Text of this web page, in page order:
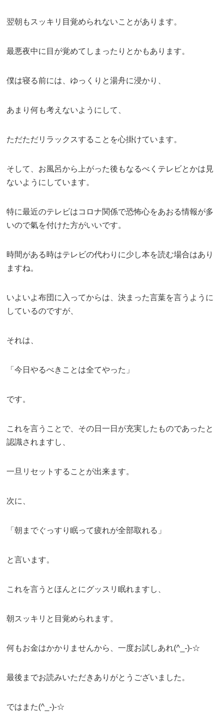
翌朝もスッキリ目覚められないことがあります。
最悪夜中に目が覚めてしまったりとかもあります。
僕は寝る前には、ゆっくりと湯舟に浸かり、
あまり何も考えないようにして、
ただただリラックスすることを心掛けています。
そして、お風呂から上がった後もなるべくテレビとかは見
ないようにしています。
特に最近のテレビはコロナ関係で恐怖心をあおる情報が多
いので氣を付けた方がいいです。
時間がある時はテレビの代わりに少し本を読む場合はあり
ますね。
いよいよ布団に入ってからは、決まった言葉を言うように
しているのですが、
それは、
「今日やるべきことは全てやった」
です。
これを言うことで、その日一日が充実したものであったと
認識されますし、
一旦リセットすることが出来ます。
次に、
「朝までぐっすり眠って疲れが全部取れる」
と言います。
これを言うとほんとにグッスリ眠れますし、
朝スッキリと目覚められます。
何もお金はかかりませんから、一度お試しあれ(^_-)-☆
最後までお読みいただきありがとうございました。
ではまた(^_-)-☆